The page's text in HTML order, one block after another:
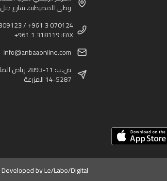
وطى المصيطبة، شارع جبل
/ +961 3 070124
+961 1 318119 :FAX
info@anbaaonline.com
ص.ب: 11-2893 رياض الصلح
14-5287 المزرعة
byLe/Labo/Digital